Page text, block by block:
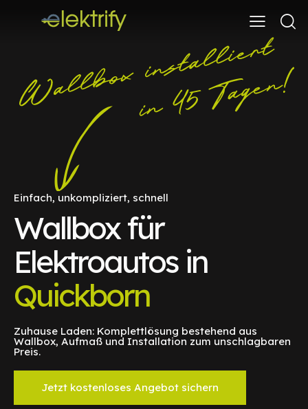
Einfach, unkompliziert, schnell
Wallbox für
Elektroautos in
Quickborn
Zuhause Laden: Komplettlösung bestehend aus
Wallbox, Aufmaß und Installation zum unschlagbaren
Preis.
Jetzt kostenloses Angebot sichern